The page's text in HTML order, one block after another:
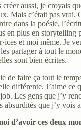
aussi, je croyais
Mais c’était pas vrai.
dans la poésie,
en plus en storytelling
et moi même. Je
partager à tout le
sont bien écrites.
de faire ça tout le
différente. J’aime ce
job. Les gens que j’y
absurdités que j’y vois
d’avoir ces deux